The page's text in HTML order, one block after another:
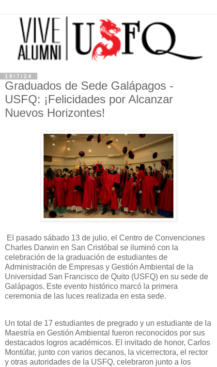
18/7/24
Graduados de Sede Galápagos -
USFQ: ¡Felicidades por Alcanzar
Nuevos Horizontes!
El pasado sábado 13 de julio, el Centro de Convenciones
Charles Darwin en San Cristóbal se iluminó con la
celebración de la graduación de estudiantes de
Administración de Empresas y Gestión Ambiental de la
Universidad San Francisco de Quito (USFQ) en su sede de
Galápagos. Este evento histórico marcó la primera
ceremonia de las luces realizada en esta sede.
Un total de 17 estudiantes de pregrado y un estudiante de la
Maestría en Gestión Ambiental fueron reconocidos por sus
destacados logros académicos. El invitado de honor, Carlos
Montúfar, junto con varios decanos, la vicerrectora, el rector
y otras autoridades de la USFQ, celebraron junto a los